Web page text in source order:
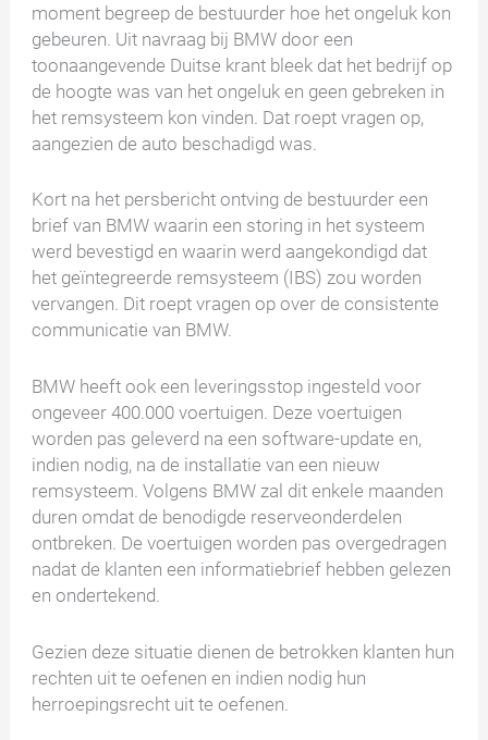
moment begreep de bestuurder hoe het ongeluk kon
gebeuren. Uit navraag bij BMW door een
toonaangevende Duitse krant bleek dat het bedrijf op
de hoogte was van het ongeluk en geen gebreken in
het remsysteem kon vinden. Dat roept vragen op,
aangezien de auto beschadigd was.
Kort na het persbericht ontving de bestuurder een
brief van BMW waarin een storing in het systeem
werd bevestigd en waarin werd aangekondigd dat
het geïntegreerde remsysteem (IBS) zou worden
vervangen. Dit roept vragen op over de consistente
communicatie van BMW.
BMW heeft ook een leveringsstop ingesteld voor
ongeveer 400.000 voertuigen. Deze voertuigen
worden pas geleverd na een software-update en,
indien nodig, na de installatie van een nieuw
remsysteem. Volgens BMW zal dit enkele maanden
duren omdat de benodigde reserveonderdelen
ontbreken. De voertuigen worden pas overgedragen
nadat de klanten een informatiebrief hebben gelezen
en ondertekend.
Gezien deze situatie dienen de betrokken klanten hun
rechten uit te oefenen en indien nodig hun
herroepingsrecht uit te oefenen.